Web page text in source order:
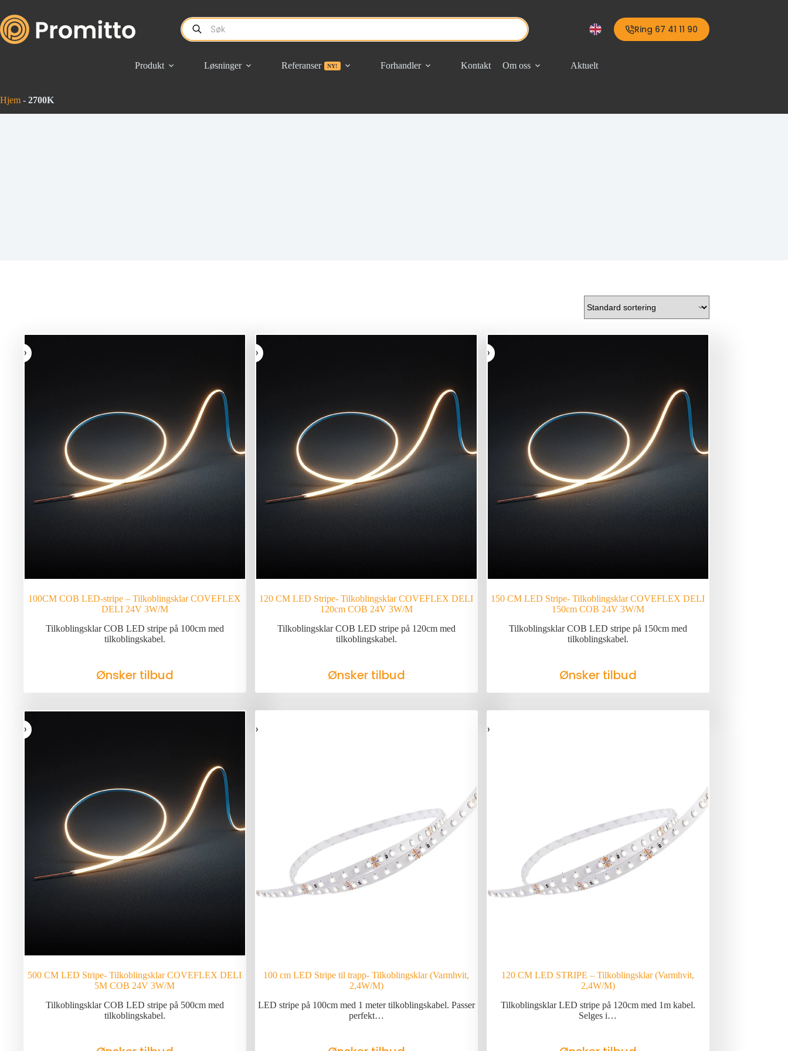
til
innholdet
Products
search
Ring 67 41 11 90
Produkt Løsninger Referanser NY! Forhandler Kontakt Om oss Aktuelt
Hjem - 2700K
100CM COB LED-stripe – Tilkoblingsklar COVEFLEX
DELI 24V 3W/M
Tilkoblingsklar COB LED stripe på 100cm med
tilkoblingskabel.
Ønsker tilbud
120 CM LED Stripe- Tilkoblingsklar COVEFLEX DELI
120cm COB 24V 3W/M
Tilkoblingsklar COB LED stripe på 120cm med
tilkoblingskabel.
Ønsker tilbud
150 CM LED Stripe- Tilkoblingsklar COVEFLEX DELI
150cm COB 24V 3W/M
Tilkoblingsklar COB LED stripe på 150cm med
tilkoblingskabel.
Ønsker tilbud
500 CM LED Stripe- Tilkoblingsklar COVEFLEX DELI
5M COB 24V 3W/M
Tilkoblingsklar COB LED stripe på 500cm med
tilkoblingskabel.
100 cm LED Stripe til trapp- Tilkoblingsklar (Varmhvit,
2,4W/M)
LED stripe på 100cm med 1 meter tilkoblingskabel. Passer
perfekt…
120 CM LED STRIPE – Tilkoblingsklar (Varmhvit,
2,4W/M)
Tilkoblingsklar LED stripe på 120cm med 1m kabel.
Selges i…